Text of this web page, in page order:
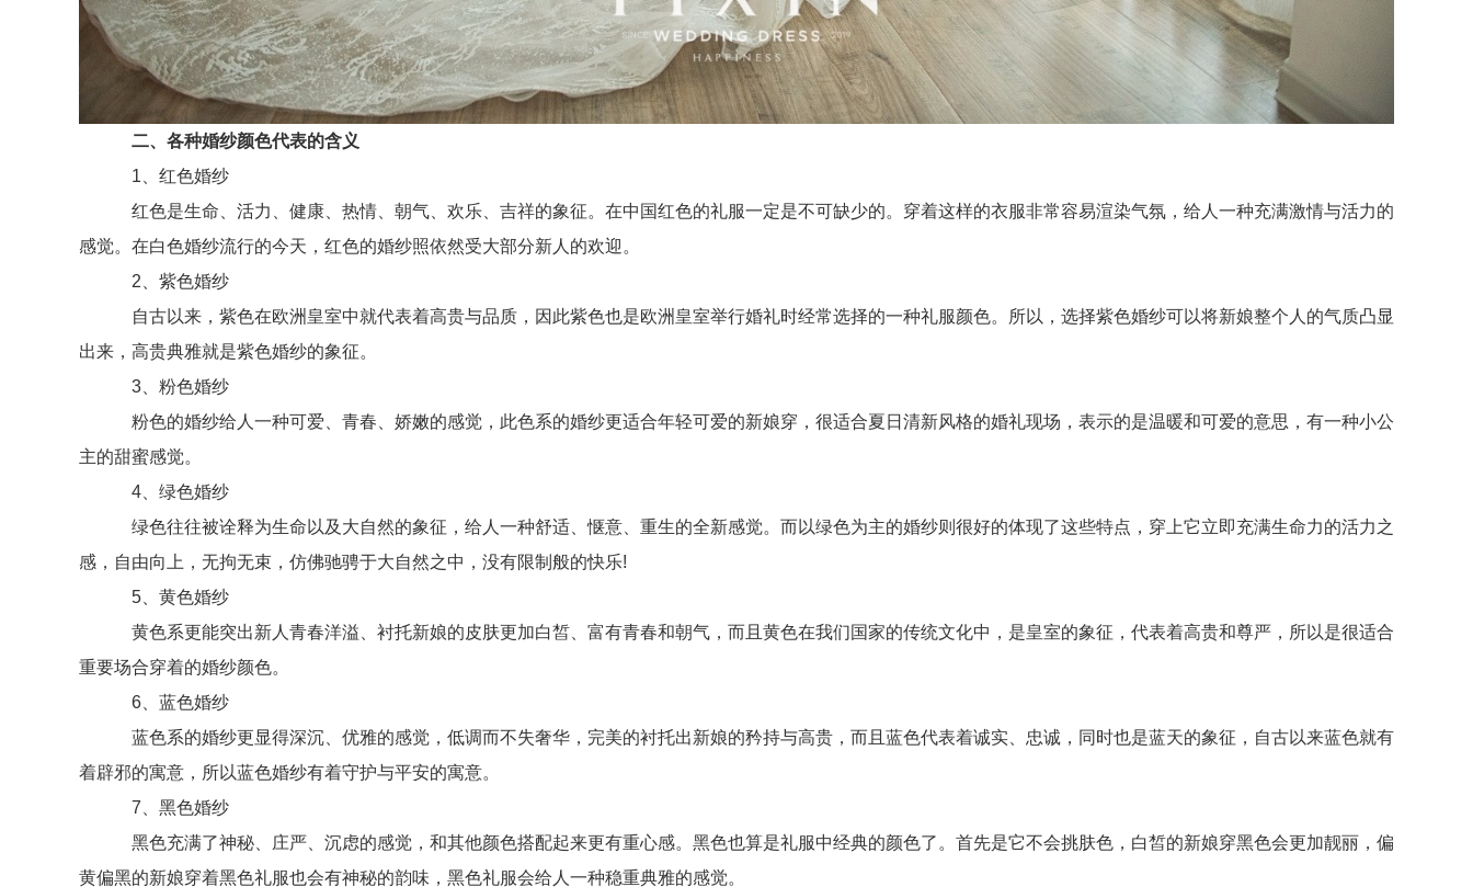
二、各种婚纱颜色代表的含义
1、红色婚纱
红色是生命、活力、健康、热情、朝气、欢乐、吉祥的象征。在中国红色的礼服一定是不可缺少的。穿着这样的衣服非常容易渲染气氛，给人一种充满激情与活力的
感觉。在白色婚纱流行的今天，红色的婚纱照依然受大部分新人的欢迎。
2、紫色婚纱
自古以来，紫色在欧洲皇室中就代表着高贵与品质，因此紫色也是欧洲皇室举行婚礼时经常选择的一种礼服颜色。所以，选择紫色婚纱可以将新娘整个人的气质凸显
出来，高贵典雅就是紫色婚纱的象征。
3、粉色婚纱
粉色的婚纱给人一种可爱、青春、娇嫩的感觉，此色系的婚纱更适合年轻可爱的新娘穿，很适合夏日清新风格的婚礼现场，表示的是温暖和可爱的意思，有一种小公
主的甜蜜感觉。
4、绿色婚纱
绿色往往被诠释为生命以及大自然的象征，给人一种舒适、惬意、重生的全新感觉。而以绿色为主的婚纱则很好的体现了这些特点，穿上它立即充满生命力的活力之
感，自由向上，无拘无束，仿佛驰骋于大自然之中，没有限制般的快乐!
5、黄色婚纱
黄色系更能突出新人青春洋溢、衬托新娘的皮肤更加白皙、富有青春和朝气，而且黄色在我们国家的传统文化中，是皇室的象征，代表着高贵和尊严，所以是很适合
重要场合穿着的婚纱颜色。
6、蓝色婚纱
蓝色系的婚纱更显得深沉、优雅的感觉，低调而不失奢华，完美的衬托出新娘的矜持与高贵，而且蓝色代表着诚实、忠诚，同时也是蓝天的象征，自古以来蓝色就有
着辟邪的寓意，所以蓝色婚纱有着守护与平安的寓意。
7、黑色婚纱
黑色充满了神秘、庄严、沉虑的感觉，和其他颜色搭配起来更有重心感。黑色也算是礼服中经典的颜色了。首先是它不会挑肤色，白皙的新娘穿黑色会更加靓丽，偏
黄偏黑的新娘穿着黑色礼服也会有神秘的韵味，黑色礼服会给人一种稳重典雅的感觉。